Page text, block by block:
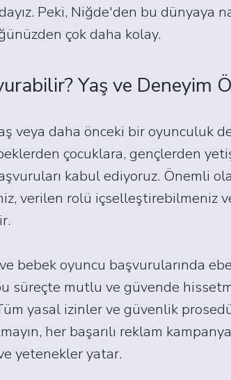
Peki, Niğde'den bu dünyaya
çok daha kolay.
Yaş ve Deneyim
veya daha önceki bir oyunculuk
çocuklara, gençlerden
kabul ediyoruz. Önemli
verilen rolü içselleştirebilmeniz
bebek oyuncu başvurularında
süreçte mutlu ve güvende
yasal izinler ve güvenlik
her başarılı reklam
yetenekler yatar.